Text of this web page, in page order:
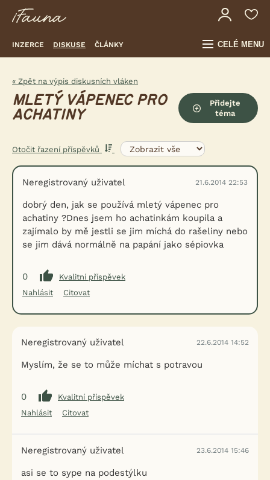
INZERCE DISKUSE ČLÁNKY CELÉ MENU
« Zpět na výpis diskusních vláken
MLETÝ VÁPENEC PRO
ACHATINY
Přidejte
téma
Otočit řazení příspěvků
Neregistrovaný uživatel 21.6.2014 22:53
dobrý den, jak se používá mletý vápenec pro
achatiny ?Dnes jsem ho achatinkám koupila a
zajímalo by mě jestli se jim míchá do rašeliny nebo
se jim dává normálně na papání jako sépiovka
0
Kvalitní příspěvek
Nahlásit
Citovat
Neregistrovaný uživatel 22.6.2014 14:52
Myslím, že se to může míchat s potravou
0
Kvalitní příspěvek
Nahlásit
Citovat
Neregistrovaný uživatel 23.6.2014 15:46
asi se to sype na podestýlku